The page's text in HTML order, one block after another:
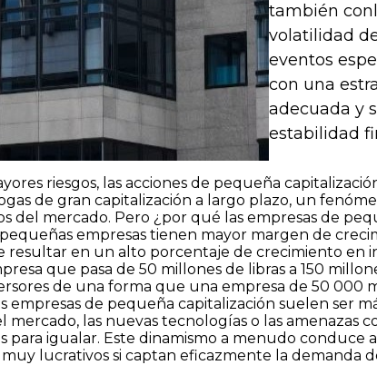
también
volatilidad
eventos
con una
adecuada y
estabilidad
riesgos, las acciones de pequeña
de gran capitalización a largo plazo, un
del mercado. Pero ¿por qué las empresas de
empresas tienen mayor margen de
resultar en un alto porcentaje de crecimiento en
que pasa de 50 millones de libras a 150
de una forma que una empresa de 50
empresas de pequeña capitalización suelen ser
mercado, las nuevas tecnologías o las
para igualar. Este dinamismo a menudo conduce
lucrativos si captan eficazmente la demanda